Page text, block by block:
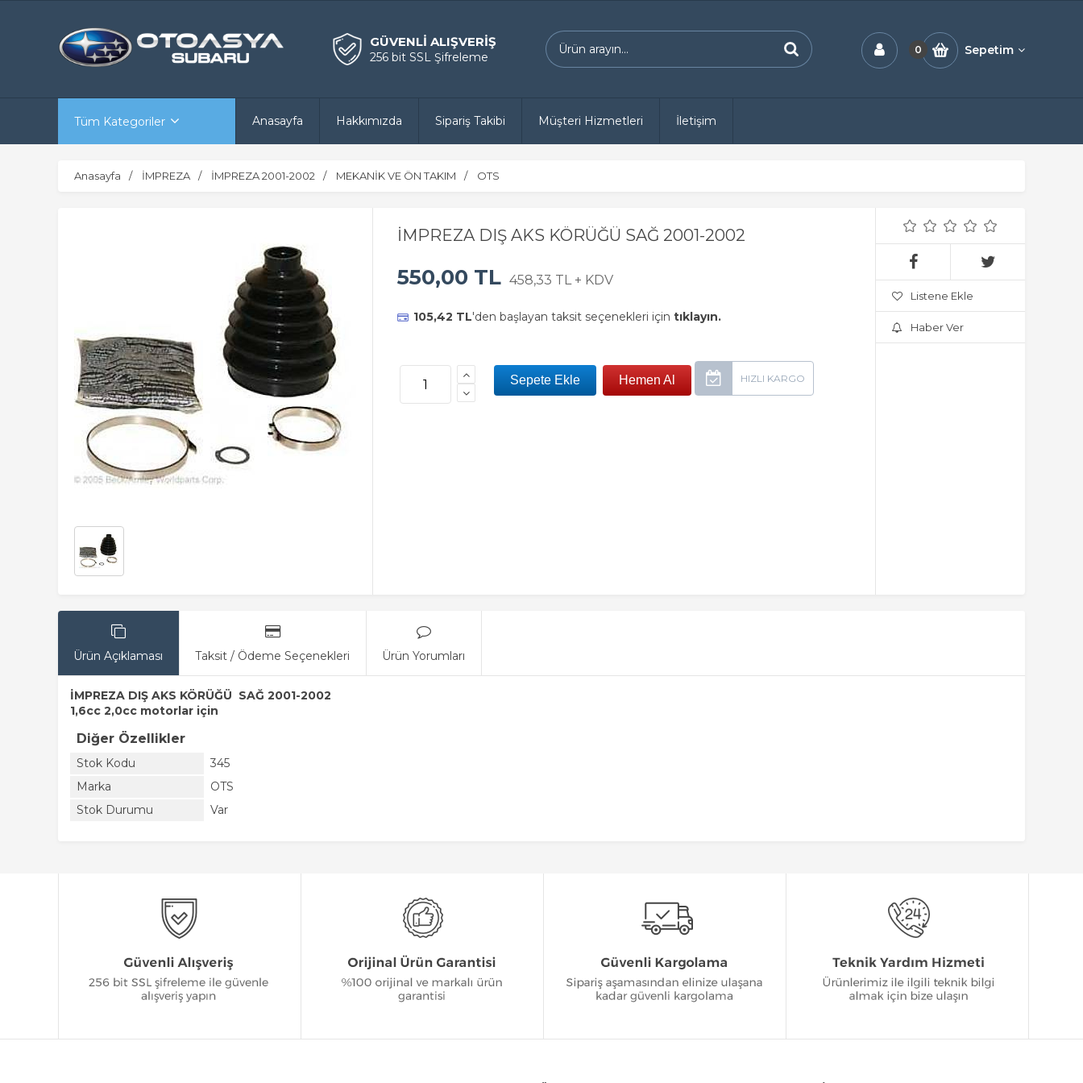
GÜVENLİ ALIŞVERİŞ
256 bit SSL Şifreleme
0 Sepetim
Tüm Kategoriler Anasayfa Hakkımızda Sipariş Takibi Müşteri Hizmetleri İletişim
Anasayfa İMPREZA İMPREZA 2001-2002 MEKANİK VE ÖN TAKIM OTS
İMPREZA DIŞ AKS KÖRÜĞÜ SAĞ 2001-2002
550,00 TL 458,33 TL + KDV
105,42 TL'den başlayan taksit seçenekleri için tıklayın.
Listene Ekle
Haber Ver
Ürün Açıklaması Taksit / Ödeme Seçenekleri Ürün Yorumları
İMPREZA DIŞ AKS KÖRÜĞÜ SAĞ 2001-2002
1,6cc 2,0cc motorlar için
Diğer Özellikler
Stok Kodu
345
Marka
OTS
Stok Durumu
Var